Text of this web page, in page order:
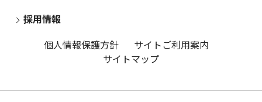
採用情報
個人情報保護方針
サイトご利用案内
サイトマップ